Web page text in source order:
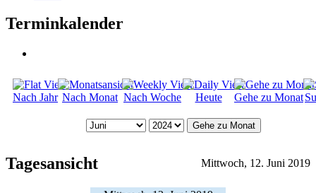
Terminkalender
Nach Jahr Nach Monat Nach Woche Heute Gehe zu Monat
Gehe zu Monat
Tagesansicht Mittwoch, 12. Juni 2019